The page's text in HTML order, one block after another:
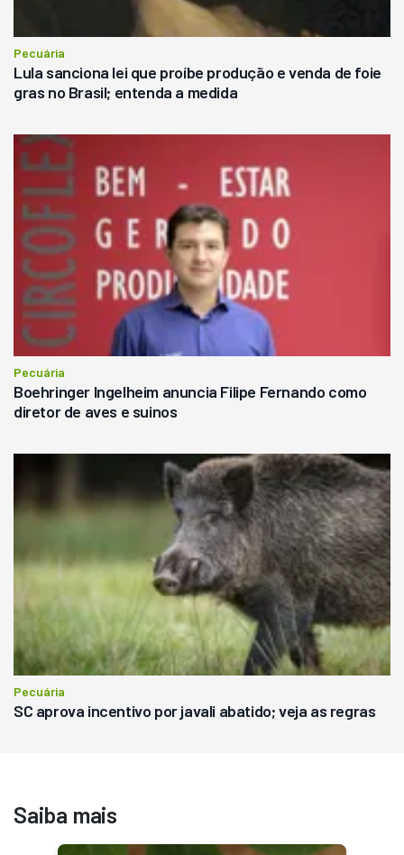
Pecuária
Lula sanciona lei que proíbe produção e venda de foie
gras no Brasil; entenda a medida
Pecuária
Boehringer Ingelheim anuncia Filipe Fernando como
diretor de aves e suinos
Pecuária
SC aprova incentivo por javali abatido; veja as regras
Saiba mais